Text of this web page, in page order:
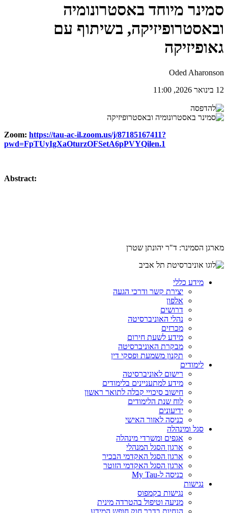
סמינר מיוחד באסטרונומיה
ובאסטרופיזיקה, בשיתוף עם
גאופיזיקה
Oded Aharonson
12 בינואר 2026, 11:00
Zoom: https://tau-ac-il.zoom.us/j/87185167411?
pwd=FpTUyIgXaOturzOFSetA6pPVYQilen.1
Abstract:
מארגן הסמינר: ד"ר יהונתן שטרן
מידע כללי
יצירת קשר ודרכי הגעה
אלפון
דרושים
נהלי האוניברסיטה
מכרזים
מידע לשעת חירום
מבקרת האוניברסיטה
תקנון משמעת ופסקי דין
לימודים
רישום לאוניברסיטה
מידע למתעניינים בלימודים
חישוב סיכויי קבלה לתואר ראשון
לוח שנת הלימודים
ידיעונים
כניסה לאזור האישי
סגל ומינהלה
אגפים ומשרדי מינהלה
ארגון הסגל המנהלי
ארגון הסגל האקדמי הבכיר
ארגון הסגל האקדמי הזוטר
כניסה ל-My Tau
נגישות
נגישות בקמפוס
מניעה וטיפול בהטרדה מינית
הנחיות בדבר חוק חופש המידע